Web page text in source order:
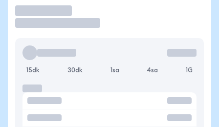
15dk 30dk 1sa 4sa 1G